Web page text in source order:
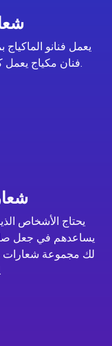
يعمل فنانو
فنان مكياج يعمل كمعرف ويتيح للأشخاص معرفة عملهم.
يحتاج الأشخاص
يساعدهم في جعل
لك مجموعة شعارات
لإنشاء شعار لعملك.